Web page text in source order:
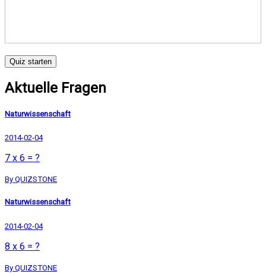
Quiz starten
Aktuelle Fragen
Naturwissenschaft
2014-02-04
7 x 6 = ?
By QUIZSTONE
Naturwissenschaft
2014-02-04
8 x 6 = ?
By QUIZSTONE